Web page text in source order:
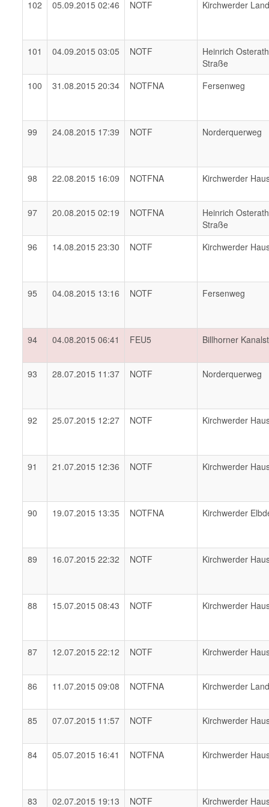
102 05.09.2015 02:46 NOTF Kirchwerder
101 04.09.2015 03:05 NOTF
Heinrich Osterath
Straße
100
31.08.2015 20:34 NOTFNA Fersenweg
99 24.08.2015 17:39 NOTF Norderquerweg
98 22.08.2015 16:09 NOTFNA Kirchwerder
97 20.08.2015 02:19 NOTFNA
Heinrich Osterath
Straße
96
14.08.2015 23:30 NOTF Kirchwerder
95 04.08.2015 13:16 NOTF Fersenweg
94 04.08.2015 06:41 FEU5 Billhorner
93 28.07.2015 11:37 NOTF Norderquerweg
92 25.07.2015 12:27 NOTF Kirchwerder
91 21.07.2015 12:36 NOTF Kirchwerder
90 19.07.2015 13:35 NOTFNA Kirchwerder
89 16.07.2015 22:32 NOTF Kirchwerder
88 15.07.2015 08:43 NOTF Kirchwerder
87 12.07.2015 22:12 NOTF Kirchwerder
86 11.07.2015 09:08 NOTFNA Kirchwerder
85 07.07.2015 11:57 NOTF Kirchwerder
84 05.07.2015 16:41 NOTFNA Kirchwerder
83 02.07.2015 19:13 NOTF Kirchwerder